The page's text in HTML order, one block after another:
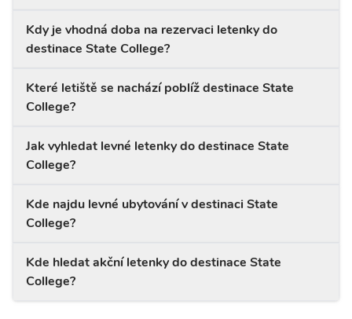
Kdy je vhodná doba na rezervaci letenky do
destinace State College?
Které letiště se nachází poblíž destinace State
College?
Jak vyhledat levné letenky do destinace State
College?
Kde najdu levné ubytování v destinaci State
College?
Kde hledat akční letenky do destinace State
College?